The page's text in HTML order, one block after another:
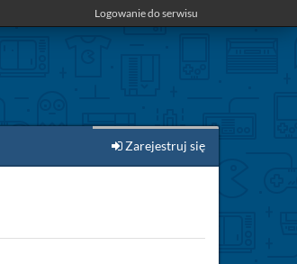
Logowanie do serwisu
Zarejestruj się